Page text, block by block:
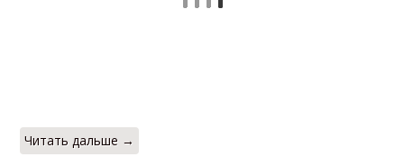
Читать дальше →